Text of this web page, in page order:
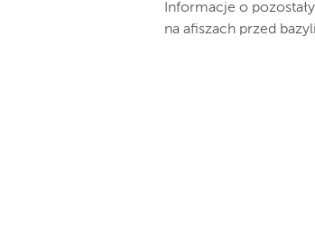
Informacje o
na afiszach przed